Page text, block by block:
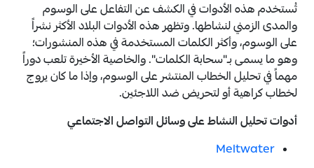
تُستخدم هذه الأدوات في الكشف عن التفاعل على الوسوم
والمدى الزمني لنشاطها. وتظهر هذه الأدوات البلاد الأكثر نشراً
على الوسوم، وأكثر الكلمات المستخدمة في هذه المنشورات؛
وهو ما يسمى بـ"سحابة الكلمات". والخاصية الأخيرة تلعب دوراً
مهماً في تحليل الخطاب المنتشر على الوسوم، وإذا ما كان يروج
لخطاب كراهية أو لتحريض ضد اللاجئين.
أدوات تحليل النشاط على وسائل التواصل الاجتماعي
Meltwater